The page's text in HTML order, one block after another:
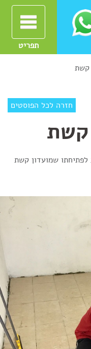
תפריט
חזרה לכל הפוסטים
קשת
שמועדון קשת